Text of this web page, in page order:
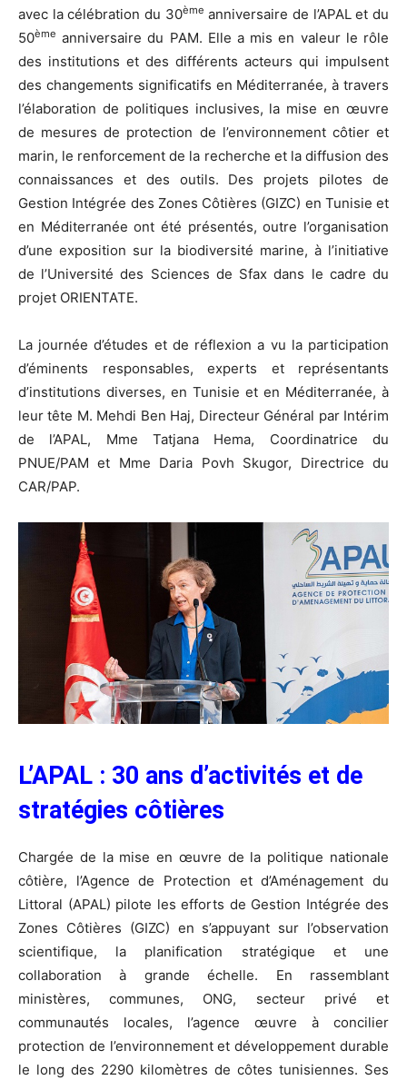
avec la célébration du 30ème anniversaire de l’APAL et du
50ème anniversaire du PAM. Elle a mis en valeur le rôle
des institutions et des différents acteurs qui impulsent
des changements significatifs en Méditerranée, à travers
l’élaboration de politiques inclusives, la mise en œuvre
de mesures de protection de l’environnement côtier et
marin, le renforcement de la recherche et la diffusion des
connaissances et des outils. Des projets pilotes de
Gestion Intégrée des Zones Côtières (GIZC) en Tunisie et
en Méditerranée ont été présentés, outre l’organisation
d’une exposition sur la biodiversité marine, à l’initiative
de l’Université des Sciences de Sfax dans le cadre du
projet ORIENTATE.
La journée d’études et de réflexion a vu la participation
d’éminents responsables, experts et représentants
d’institutions diverses, en Tunisie et en Méditerranée, à
leur tête M. Mehdi Ben Haj, Directeur Général par Intérim
de l’APAL, Mme Tatjana Hema, Coordinatrice du
PNUE/PAM et Mme Daria Povh Skugor, Directrice du
CAR/PAP.
L’APAL : 30 ans d’activités et de
stratégies côtières
Chargée de la mise en œuvre de la politique nationale
côtière, l’Agence de Protection et d’Aménagement du
Littoral (APAL) pilote les efforts de Gestion Intégrée des
Zones Côtières (GIZC) en s’appuyant sur l’observation
scientifique, la planification stratégique et une
collaboration à grande échelle. En rassemblant
ministères, communes, ONG, secteur privé et
communautés locales, l’agence œuvre à concilier
protection de l’environnement et développement durable
le long des 2290 kilomètres de côtes tunisiennes. Ses